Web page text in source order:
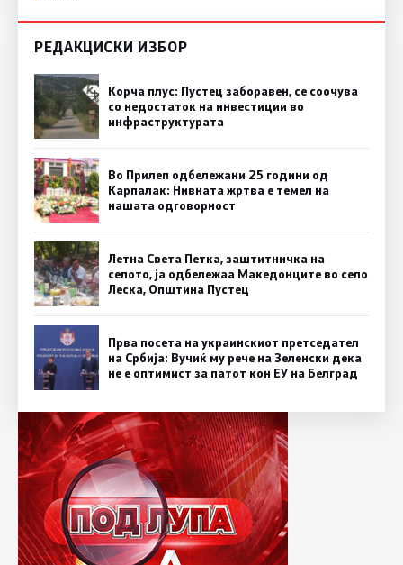
РЕДАКЦИСКИ ИЗБОР
Корча плус: Пустец заборавен, се соочува
со недостаток на инвестиции во
инфраструктурата
Во Прилеп одбележани 25 години од
Карпалак: Нивната жртва е темел на
нашата одговорност
Летна Света Петка, заштитничка на
селото, ја одбележаа Македонците во село
Леска, Општина Пустец
Прва посета на украинскиот претседател
на Србија: Вучиќ му рече на Зеленски дека
не е оптимист за патот кон ЕУ на Белград